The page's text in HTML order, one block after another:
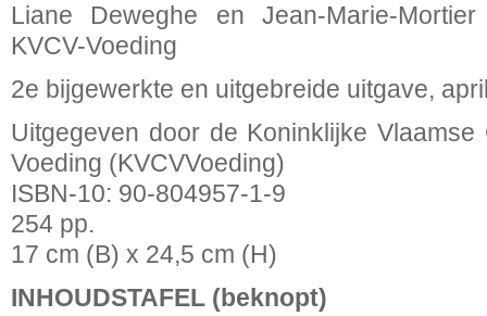
Liane Deweghe en Jean-Marie-
KVCV-Voeding
2e bijgewerkte en uitgebreide uitgave,
Uitgegeven door de Koninklijke Vlaamse
Voeding (KVCVVoeding)
ISBN-10: 90-804957-1-9
254 pp.
17 cm (B) x 24,5 cm (H)
INHOUDSTAFEL (beknopt)